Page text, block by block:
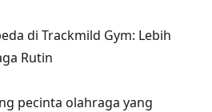
di Trackmild Gym: Lebih
Rutin
pecinta olahraga yang